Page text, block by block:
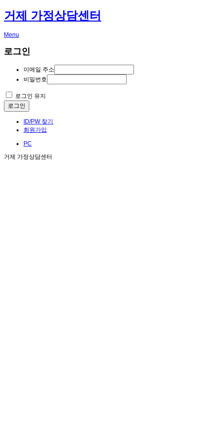
거제 가정상담센터
Menu
로그인
이메일 주소
비밀번호
로그인 유지
로그인
ID/PW 찾기
회원가입
PC
거제 가정상담센터